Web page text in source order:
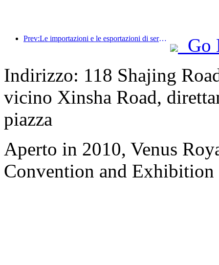
Prev:Le importazioni e le esportazioni di servizi di viaggio hanno raggiunto 1.080,29 miliardi di yuan nella prima metà dell'anno
Go
Indirizzo: 118 Shajing
vicino Xinsha Road,
piazza
Aperto in 2010, Venus
Convention and Exhibition